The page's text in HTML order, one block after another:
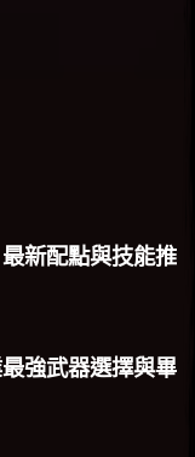
新配點與技能推
最強武器選擇與畢